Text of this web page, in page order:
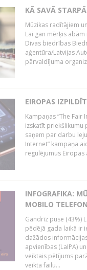
KĀ SAVĀ
Mūzikas radītājiem
Lai gan mērķis
Divas biedrības
aģentūra/Latvijas
pārvaldījuma
EIROPAS
Kampaņas “The
izskatīt priekšlikumu
saņem par darbu
Internet” kampaņa
regulējumus
INFOGRAFIKA:
MOBILO
Gandrīz puse (43%)
pēdējā gada laikā ir
dažādos
apvienības (LaIPA)
veiktais pētījums
veikta failu...